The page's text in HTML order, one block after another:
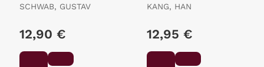
SCHWAB, GUSTAV
12,90 €
KANG, HAN
12,95 €